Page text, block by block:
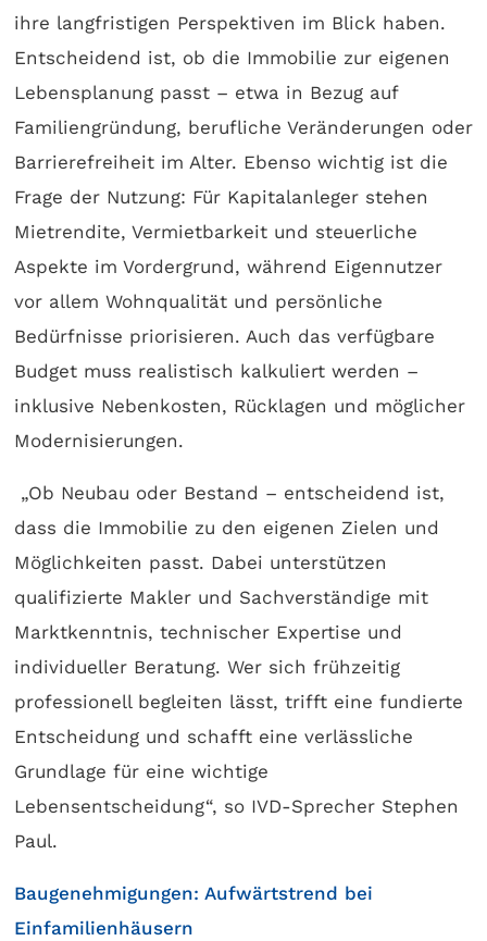
ihre langfristigen Perspektiven im Blick haben.
Entscheidend ist, ob die Immobilie zur eigenen
Lebensplanung passt – etwa in Bezug auf
Familiengründung, berufliche Veränderungen oder
Barrierefreiheit im Alter. Ebenso wichtig ist die
Frage der Nutzung: Für Kapitalanleger stehen
Mietrendite, Vermietbarkeit und steuerliche
Aspekte im Vordergrund, während Eigennutzer
vor allem Wohnqualität und persönliche
Bedürfnisse priorisieren. Auch das verfügbare
Budget muss realistisch kalkuliert werden –
inklusive Nebenkosten, Rücklagen und möglicher
Modernisierungen.
„Ob Neubau oder Bestand – entscheidend ist,
dass die Immobilie zu den eigenen Zielen und
Möglichkeiten passt. Dabei unterstützen
qualifizierte Makler und Sachverständige mit
Marktkenntnis, technischer Expertise und
individueller Beratung. Wer sich frühzeitig
professionell begleiten lässt, trifft eine fundierte
Entscheidung und schafft eine verlässliche
Grundlage für eine wichtige
Lebensentscheidung“, so IVD-Sprecher Stephen
Paul.
Baugenehmigungen: Aufwärtstrend bei
Einfamilienhäusern